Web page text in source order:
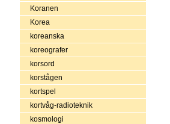
Koranen
Korea
koreanska
koreografer
korsord
korstågen
kortspel
kortvåg-radioteknik
kosmologi